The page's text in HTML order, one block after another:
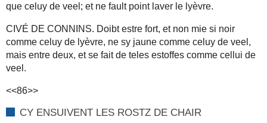
que celuy de veel; et ne fault point laver le lyèvre.
CIVÉ DE CONNINS. Doibt estre fort, et non mie si noir
comme celuy de lyèvre, ne sy jaune comme celuy de veel,
mais entre deux, et se fait de teles estoffes comme cellui de
veel.
<<86>>
CY ENSUIVENT LES ROSTZ DE CHAIR